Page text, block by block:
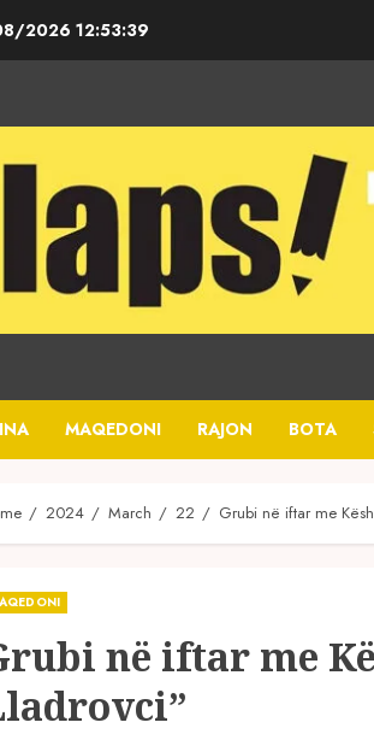
2026 12:53:39
MAQEDONI RAJON BOTA
2024 March 22 Grubi në iftar me
në iftar me